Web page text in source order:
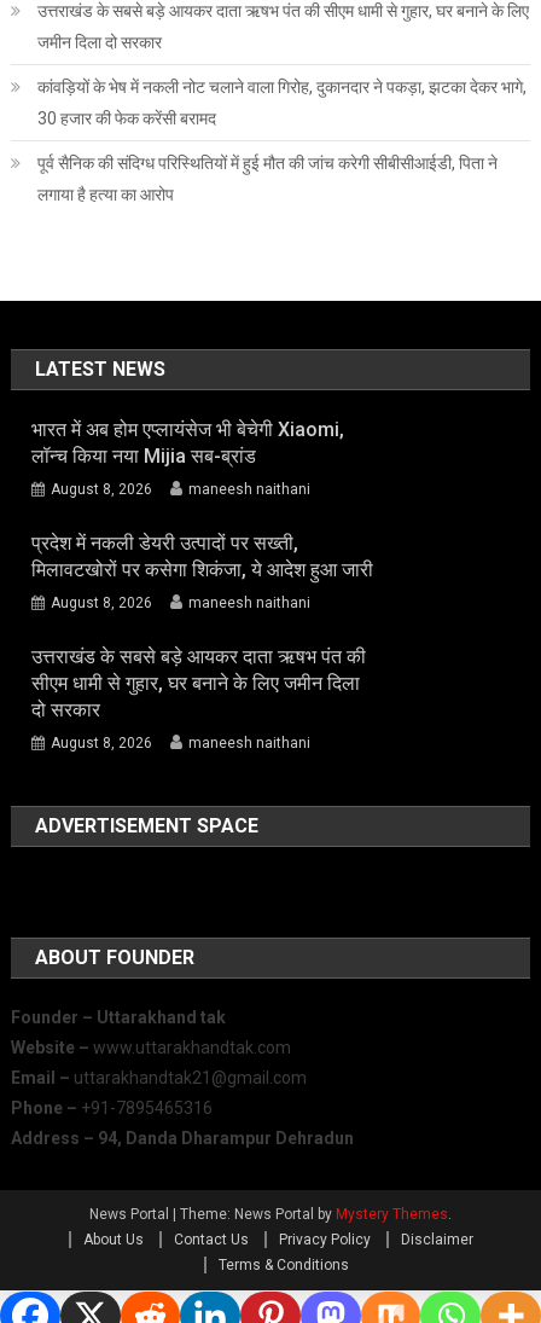
उत्तराखंड के सबसे बड़े आयकर दाता ऋषभ पंत की सीएम धामी से गुहार, घर बनाने के लिए
जमीन दिला दो सरकार
कांवड़ियों के भेष में नकली नोट चलाने वाला गिरोह, दुकानदार ने पकड़ा, झटका देकर भागे,
30 हजार की फेक करेंसी बरामद
पूर्व सैनिक की संदिग्ध परिस्थितियों में हुई मौत की जांच करेगी सीबीसीआईडी, पिता ने
लगाया है हत्या का आरोप
LATEST NEWS
भारत में अब होम एप्लायंसेज भी बेचेगी Xiaomi,
लॉन्च किया नया Mijia सब-ब्रांड
August 8, 2026 maneesh naithani
प्रदेश में नकली डेयरी उत्पादों पर सख्ती,
मिलावटखोरों पर कसेगा शिकंजा, ये आदेश हुआ जारी
August 8, 2026 maneesh naithani
उत्तराखंड के सबसे बड़े आयकर दाता ऋषभ पंत की
सीएम धामी से गुहार, घर बनाने के लिए जमीन दिला
दो सरकार
August 8, 2026 maneesh naithani
ADVERTISEMENT SPACE
ABOUT FOUNDER
Founder – Uttarakhand tak
Website – www.uttarakhandtak.com
Email – uttarakhandtak21@gmail.com
Phone – +91-7895465316
Address – 94, Danda Dharampur Dehradun
News Portal Theme: News Portal by Mystery Themes.
About Us
Contact Us Privacy Policy
Disclaimer
Terms & Conditions